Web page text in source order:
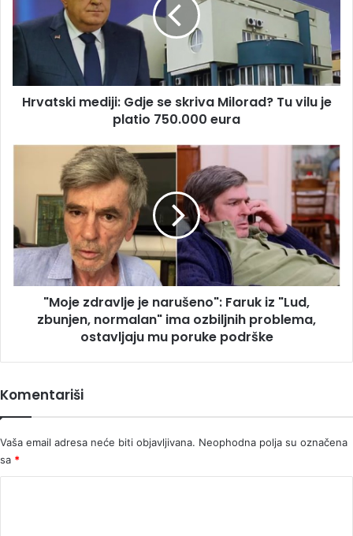
skriva
Milorad?
je
platio
Hrvatski mediji: Gdje se skriva Milorad? Tu vilu je
platio 750.000 eura
narušeno":
Faruk
iz
"Lud,
zbunjen,
normalan"
ozbiljnih
mu
podrške
"Moje zdravlje je narušeno": Faruk iz "Lud,
zbunjen, normalan" ima ozbiljnih problema,
ostavljaju mu poruke podrške
Komentariši
Vaša email adresa neće biti objavljivana. Neophodna polja su označena
sa *